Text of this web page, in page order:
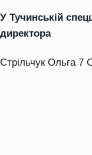
У Тучинській
директора
Стрільчук Ольга 7